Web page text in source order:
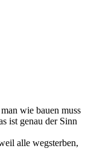
wie bauen muss
ist genau der Sinn
alle wegsterben,